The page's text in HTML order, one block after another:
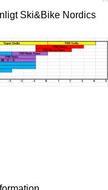
Ski&Bike Nordics